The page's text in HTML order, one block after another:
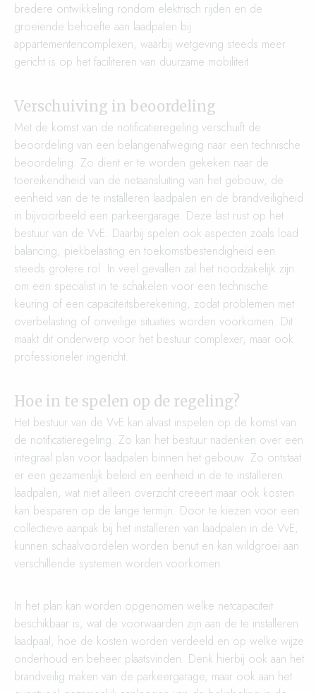
bredere ontwikkeling rondom elektrisch rijden en de
groeiende behoefte aan laadpalen bij
appartementencomplexen, waarbij wetgeving steeds meer
gericht is op het faciliteren van duurzame mobiliteit.
Verschuiving in beoordeling
Met de komst van de notificatieregeling verschuift de
beoordeling van een belangenafweging naar een technische
beoordeling. Zo dient er te worden gekeken naar de
toereikendheid van de netaansluiting van het gebouw, de
eenheid van de te installeren laadpalen en de brandveiligheid
in bijvoorbeeld een parkeergarage. Deze last rust op het
bestuur van de VvE. Daarbij spelen ook aspecten zoals load
balancing, piekbelasting en toekomstbestendigheid een
steeds grotere rol. In veel gevallen zal het noodzakelijk zijn
om een specialist in te schakelen voor een technische
keuring of een capaciteitsberekening, zodat problemen met
overbelasting of onveilige situaties worden voorkomen. Dit
maakt dit onderwerp voor het bestuur complexer, maar ook
professioneler ingericht.
Hoe in te spelen op de regeling?
Het bestuur van de VvE kan alvast inspelen op de komst van
de notificatieregeling. Zo kan het bestuur nadenken over een
integraal plan voor laadpalen binnen het gebouw. Zo ontstaat
er een gezamenlijk beleid en eenheid in de te installeren
laadpalen, wat niet alleen overzicht creëert maar ook kosten
kan besparen op de lange termijn. Door te kiezen voor een
collectieve aanpak bij het installeren van laadpalen in de VvE,
kunnen schaalvoordelen worden benut en kan wildgroei aan
verschillende systemen worden voorkomen.
In het plan kan worden opgenomen welke netcapaciteit
beschikbaar is, wat de voorwaarden zijn aan de te installeren
laadpaal, hoe de kosten worden verdeeld en op welke wijze
onderhoud en beheer plaatsvinden. Denk hierbij ook aan het
brandveilig maken van de parkeergarage, maar ook aan het